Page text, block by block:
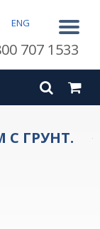
ENG
707 1533
С ГРУНТ.